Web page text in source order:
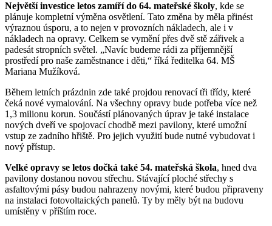
Největší investice letos zamíří do 64. mateřské školy, kde se
plánuje kompletní výměna osvětlení. Tato změna by měla přinést
výraznou úsporu, a to nejen v provozních nákladech, ale i v
nákladech na opravy. Celkem se vymění přes dvě stě zářivek a
padesát stropních světel. „Navíc budeme rádi za příjemnější
prostředí pro naše zaměstnance i děti,“ říká ředitelka 64. MŠ
Mariana Mužíková.
Během letních prázdnin zde také projdou renovací tři třídy, které
čeká nové vymalování. Na všechny opravy bude potřeba více než
1,3 milionu korun. Součástí plánovaných úprav je také instalace
nových dveří ve spojovací chodbě mezi pavilony, které umožní
vstup ze zadního hřiště. Pro jejich využití bude nutné vybudovat i
nový přístup.
Velké opravy se letos dočká také 54. mateřská škola, hned dva
pavilony dostanou novou střechu. Stávající ploché střechy s
asfaltovými pásy budou nahrazeny novými, které budou připraveny
na instalaci fotovoltaických panelů. Ty by měly být na budovu
umístěny v příštím roce.